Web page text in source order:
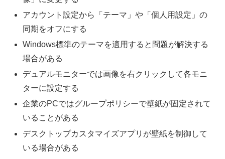
アカウント設定から「テーマ」や「個人用設定」の
同期をオフにする
Windows標準のテーマを適用すると問題が解決する
場合がある
デュアルモニターでは画像を右クリックして各モニ
ターに設定する
企業のPCではグループポリシーで壁紙が固定されて
いることがある
デスクトップカスタマイズアプリが壁紙を制御して
いる場合がある